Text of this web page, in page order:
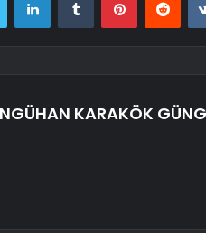
KARAKÖK